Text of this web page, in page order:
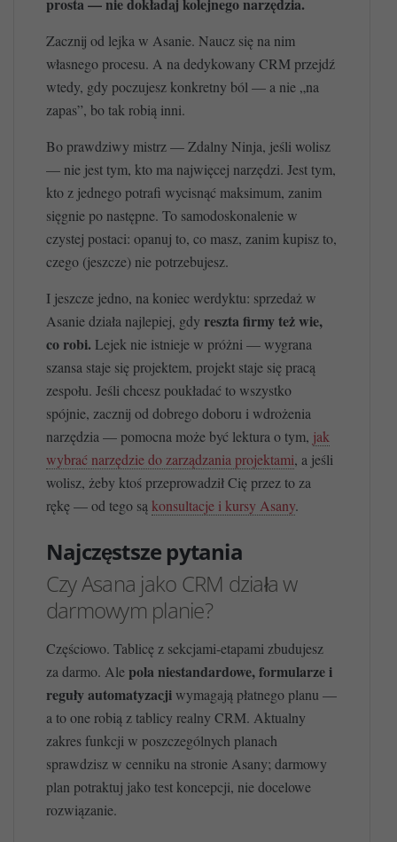
Zacznij od lejka w Asanie. Naucz się na nim
własnego procesu. A na dedykowany CRM przejdź
wtedy, gdy poczujesz konkretny ból — a nie „na
zapas”, bo tak robią inni.
Bo prawdziwy mistrz — Zdalny Ninja, jeśli wolisz
— nie jest tym, kto ma najwięcej narzędzi. Jest tym,
kto z jednego potrafi wycisnąć maksimum, zanim
sięgnie po następne. To samodoskonalenie w
czystej postaci: opanuj to, co masz, zanim kupisz to,
czego (jeszcze) nie potrzebujesz.
I jeszcze jedno, na koniec werdyktu: sprzedaż w
Asanie działa najlepiej, gdy reszta firmy też wie,
co robi. Lejek nie istnieje w próżni — wygrana
szansa staje się projektem, projekt staje się pracą
zespołu. Jeśli chcesz poukładać to wszystko
spójnie, zacznij od dobrego doboru i wdrożenia
narzędzia — pomocna może być lektura o tym, jak
wybrać narzędzie do zarządzania projektami, a jeśli
wolisz, żeby ktoś przeprowadził Cię przez to za
rękę — od tego są konsultacje i kursy Asany.
Najczęstsze pytania
Czy Asana jako CRM działa w
darmowym planie?
Częściowo. Tablicę z sekcjami-etapami zbudujesz
za darmo. Alepola niestandardowe, formularze i
reguły automatyzacjiwymagają płatnego planu —
a to one robią z tablicy realny CRM. Aktualny
zakres funkcji w poszczególnych planach
sprawdzisz w cenniku na stronie Asany; darmowy
plan potraktuj jako test koncepcji, nie docelowe
rozwiązanie.